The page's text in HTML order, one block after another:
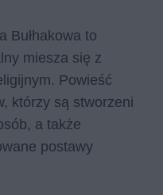
Bułhakowa to
miesza się z
Powieść
którzy są stworzeni
a także
postawy